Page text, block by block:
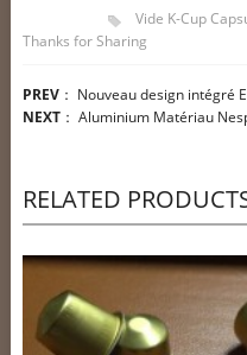
Vide K-Cup
Thanks for Sharing
PREV： Nouveau design intégré
NEXT： Aluminium Matériau
RELATED